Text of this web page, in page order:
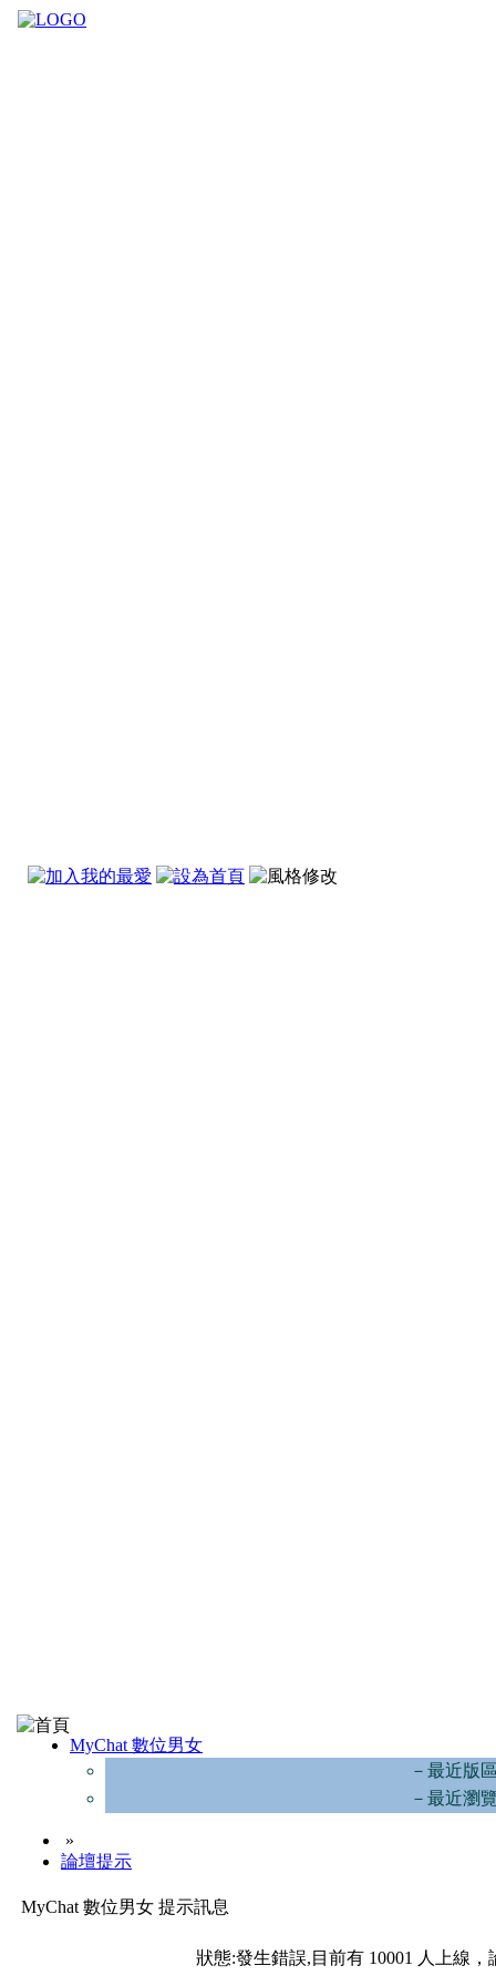
MyChat 數位男女
－最近版
－最近瀏
»
論壇提示
MyChat 數位男女 提示訊息
狀態:發生錯誤,目前有 10001 人上線